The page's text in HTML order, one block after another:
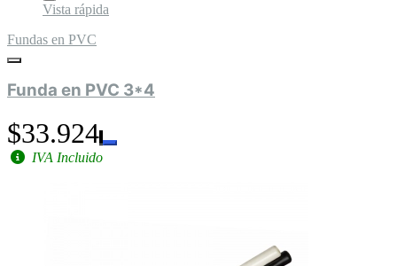
Vista rápida
Fundas en PVC
Funda en PVC 3*4
$33.924
IVA Incluido